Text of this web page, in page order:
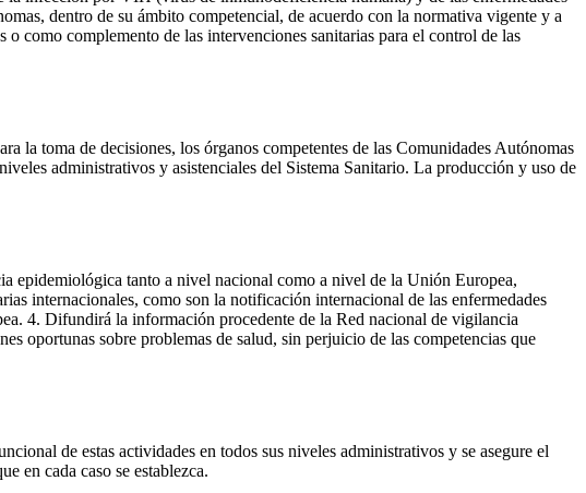
dentro de su ámbito competencial, de acuerdo con la normativa vigente y a
como complemento de las intervenciones sanitarias para el control de las
la toma de decisiones, los órganos competentes de las Comunidades Autónomas
administrativos y asistenciales del Sistema Sanitario. La producción y uso de
epidemiológica tanto a nivel nacional como a nivel de la Unión Europea,
internacionales, como son la notificación internacional de las enfermedades
4. Difundirá la información procedente de la Red nacional de vigilancia
oportunas sobre problemas de salud, sin perjuicio de las competencias que
de estas actividades en todos sus niveles administrativos y se asegure el
en cada caso se establezca.